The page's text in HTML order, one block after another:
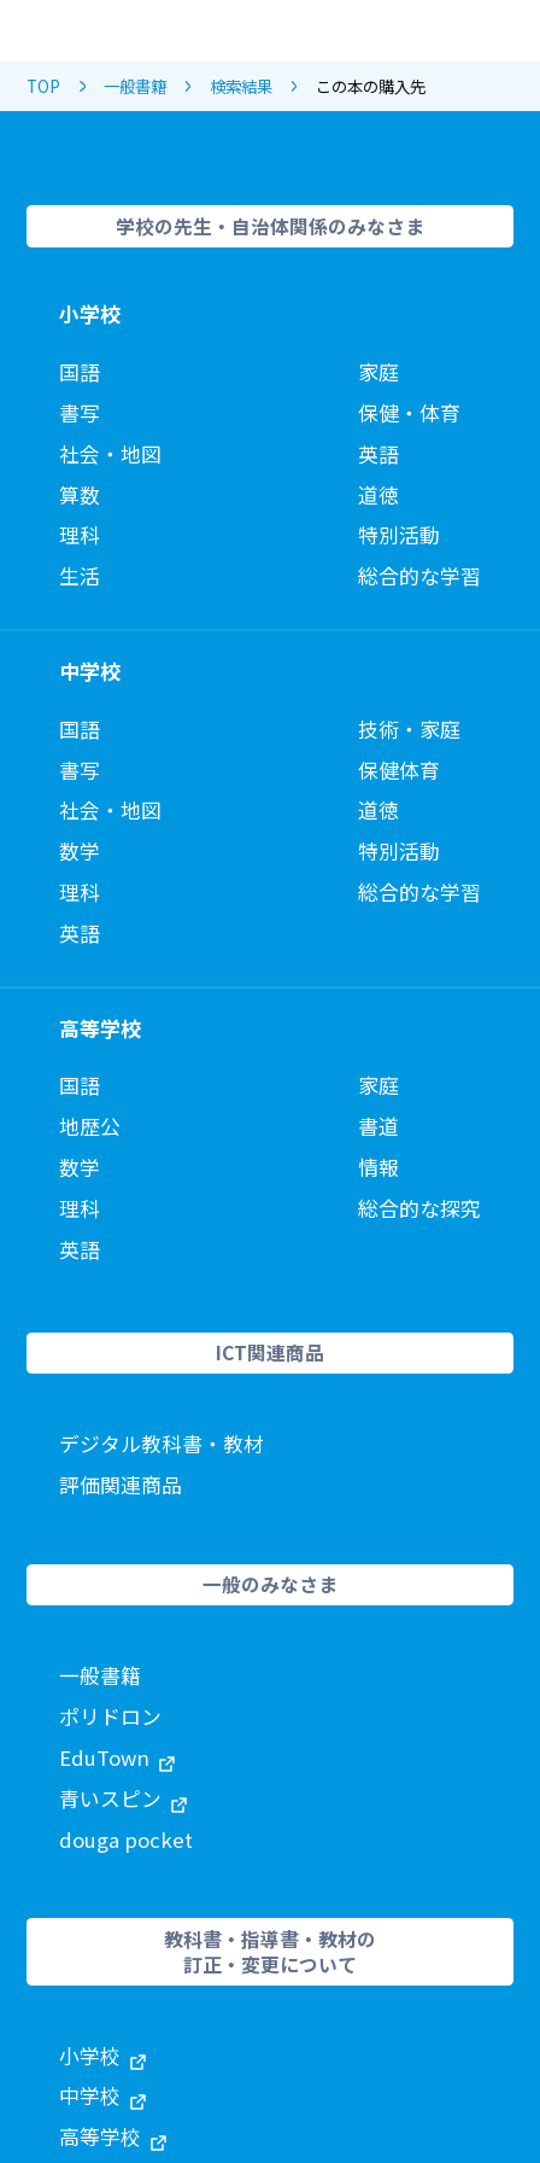
TOP 一般書籍 検索結果 この本の購入先
学校の先生・自治体関係のみなさま
小学校
国語
書写
社会・地図
算数
理科
生活
家庭
保健・体育
英語
道徳
特別活動
総合的な学習
中学校
国語
書写
社会・地図
数学
理科
英語
技術・家庭
保健体育
道徳
特別活動
総合的な学習
高等学校
国語
地歴公
数学
理科
英語
家庭
書道
情報
総合的な探究
ICT関連商品
デジタル教科書・教材
評価関連商品
一般のみなさま
一般書籍
ポリドロン
EduTown
青いスピン
douga pocket
教科書・指導書・教材の
訂正・変更について
小学校
中学校
高等学校